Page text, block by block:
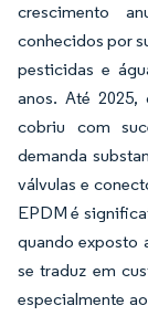
crescimento
conhecidos por
pesticidas e
anos. Até
cobriu com
demanda
válvulas e
EPDM é
quando exposto
se traduz em
especialmente